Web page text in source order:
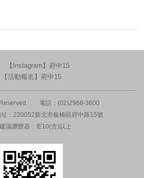
【Instagram】府中15
【活動報名】府中15
電話：(02)2968-3600
：220052新北市板橋區府中路15號
建議瀏覽器：IE10(含)以上